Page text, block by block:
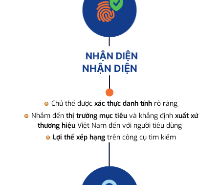
NHẬN DIỆN
Chủ thể được xác thực danh tính rõ ràng
Nhắm đến thị trường mục tiêuvà khẳng định xuất xứ
thương hiệuViệt Nam đến với người tiêu dùng
Lợi thế xếp hạng trên công cụ tìm kiếm